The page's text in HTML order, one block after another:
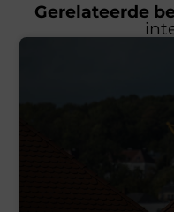
Gerelateerde